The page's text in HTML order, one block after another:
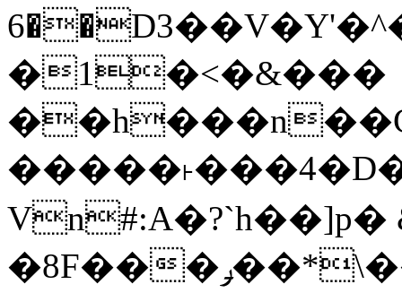
�1�<�&���
Vn#:A�?`h��]p�
�8F���ݛ��*\��U��S